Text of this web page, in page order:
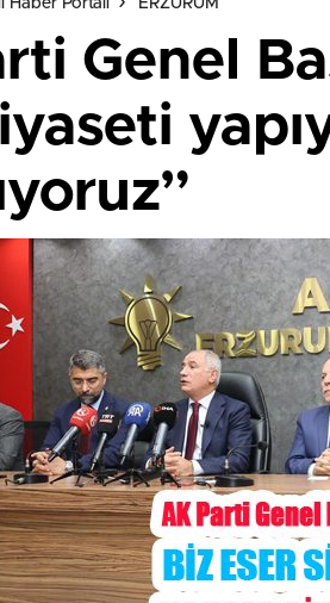
Haber Portalı ERZURUM
Genel